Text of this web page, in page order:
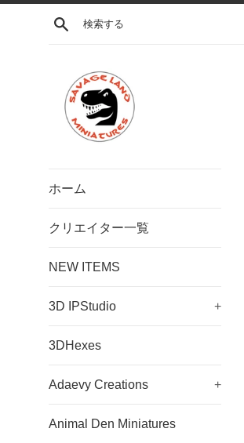
コ
検索する
ホーム
クリエイター一覧
NEW ITEMS
3D IPStudio +
3DHexes
Adaevy Creations +
Animal Den Miniatures